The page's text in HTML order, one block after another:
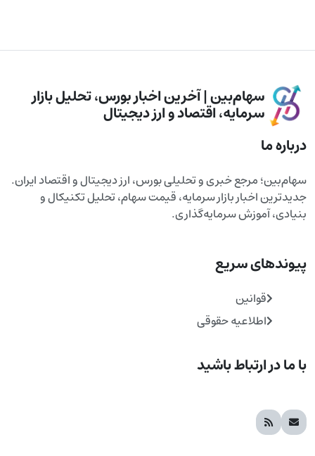
سهام‌بین | آخرین اخبار بورس، تحلیل بازار
سرمایه، اقتصاد و ارز دیجیتال
درباره ما
سهام‌بین؛ مرجع خبری و تحلیلی بورس، ارز دیجیتال و اقتصاد ایران.
جدیدترین اخبار بازار سرمایه، قیمت سهام، تحلیل تکنیکال و
بنیادی، آموزش سرمایه‌گذاری.
پیوندهای سریع
قوانین
اطلاعیه حقوقی
با ما در ارتباط باشید